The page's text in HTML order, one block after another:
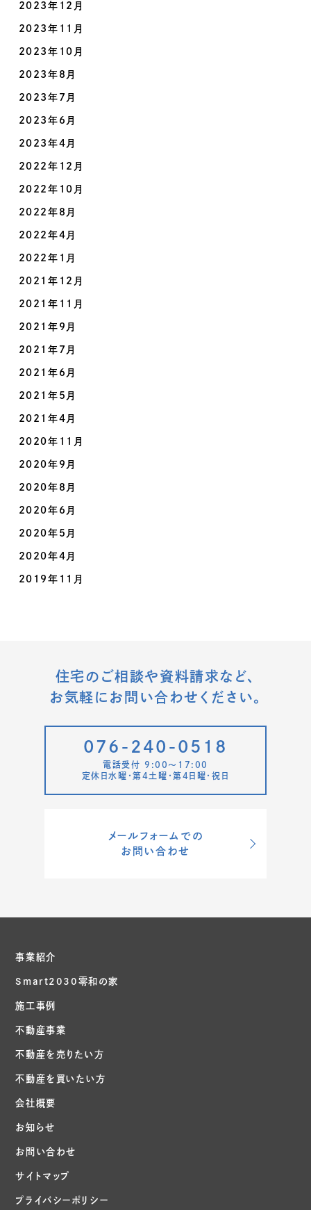
2023年12月
2023年11月
2023年10月
2023年8月
2023年7月
2023年6月
2023年4月
2022年12月
2022年10月
2022年8月
2022年4月
2022年1月
2021年12月
2021年11月
2021年9月
2021年7月
2021年6月
2021年5月
2021年4月
2020年11月
2020年9月
2020年8月
2020年6月
2020年5月
2020年4月
2019年11月
住宅のご相談や資料請求など、
お気軽にお問い合わせください。
076-240-0518
電話受付 9:00〜17:00
定休日水曜・第4土曜・第4日曜・祝日
メールフォームでの
お問い合わせ
事業紹介
Smart2030零和の家
施工事例
不動産事業
不動産を売りたい方
不動産を買いたい方
会社概要
お知らせ
お問い合わせ
サイトマップ
プライバシーポリシー